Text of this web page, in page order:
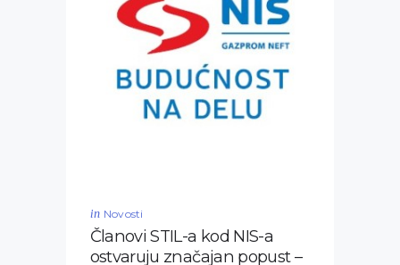
in Novosti
Članovi STIL-a kod NIS-a
ostvaruju značajan popust –